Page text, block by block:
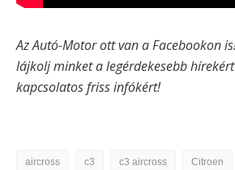
Az Autó-Motor ott van a Facebookon
lájkolj minket a legérdekesebb
kapcsolatos friss infókért!
aircross c3 c3 aircross Citroen